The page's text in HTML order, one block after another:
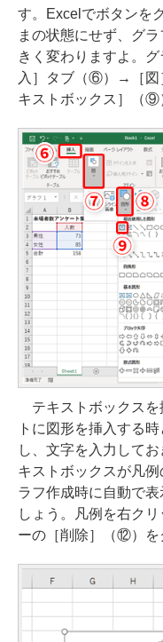
す。Excelでボタンを
まの状態にせず、グ
きく変わりますよ。
入］タブ（⑥）→［
キストボックス］（⑨
テキストボックスを
トに図形を挿入する
し、文字を入力して
キストボックスが凡
ラフ作成時に自動で
しょう。凡例を右ク
ーの［削除］（⑫）を